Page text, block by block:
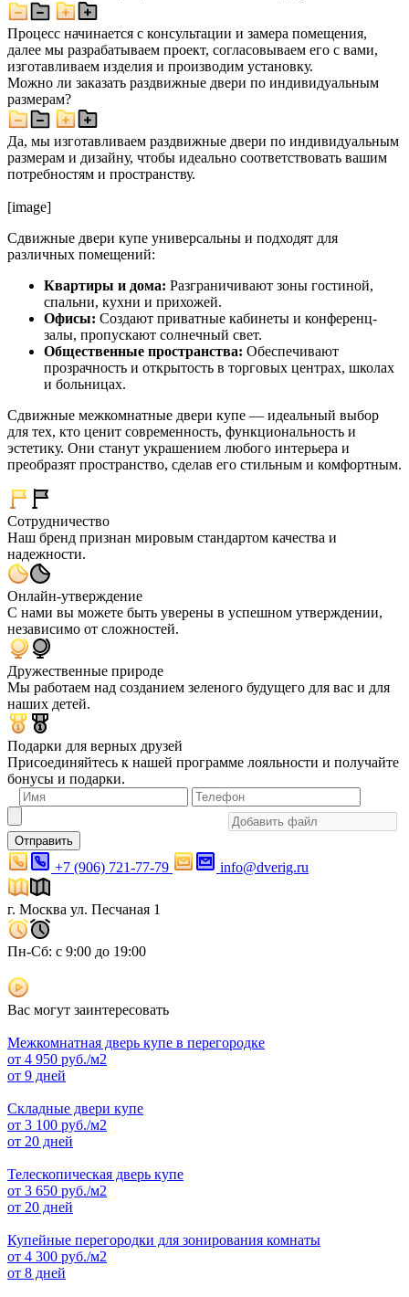
Процесс начинается с консультации и замера помещения,
далее мы разрабатываем проект, согласовываем его с вами,
изготавливаем изделия и производим установку.
Можно ли заказать раздвижные двери по индивидуальным
размерам?
Да, мы изготавливаем раздвижные двери по индивидуальным
размерам и дизайну, чтобы идеально соответствовать вашим
потребностям и пространству.
[image]
Сдвижные двери купе универсальны и подходят для
различных помещений:
Квартиры и дома: Разграничивают зоны гостиной,
спальни, кухни и прихожей.
Офисы: Создают приватные кабинеты и конференц-
залы, пропускают солнечный свет.
Общественные пространства: Обеспечивают
прозрачность и открытость в торговых центрах, школах
и больницах.
Сдвижные межкомнатные двери купе — идеальный выбор
для тех, кто ценит современность, функциональность и
эстетику. Они станут украшением любого интерьера и
преобразят пространство, сделав его стильным и комфортным.
Сотрудничество
Наш бренд признан мировым стандартом качества и
надежности.
Онлайн-утверждение
С нами вы можете быть уверены в успешном утверждении,
независимо от сложностей.
Дружественные природе
Мы работаем над созданием зеленого будущего для вас и для
наших детей.
Подарки для верных друзей
Присоединяйтесь к нашей программе лояльности и получайте
бонусы и подарки.
Отправить
+7 (906) 721-77-79 info@dverig.ru
г. Москва ул. Песчаная 1
Пн-Сб: с 9:00 до 19:00
Вас могут заинтересовать
Межкомнатная дверь купе в перегородке
от 4 950 руб./м2
от 9 дней
Складные двери купе
от 3 100 руб./м2
от 20 дней
Телескопическая дверь купе
от 3 650 руб./м2
от 20 дней
Купейные перегородки для зонирования комнаты
от 4 300 руб./м2
от 8 дней